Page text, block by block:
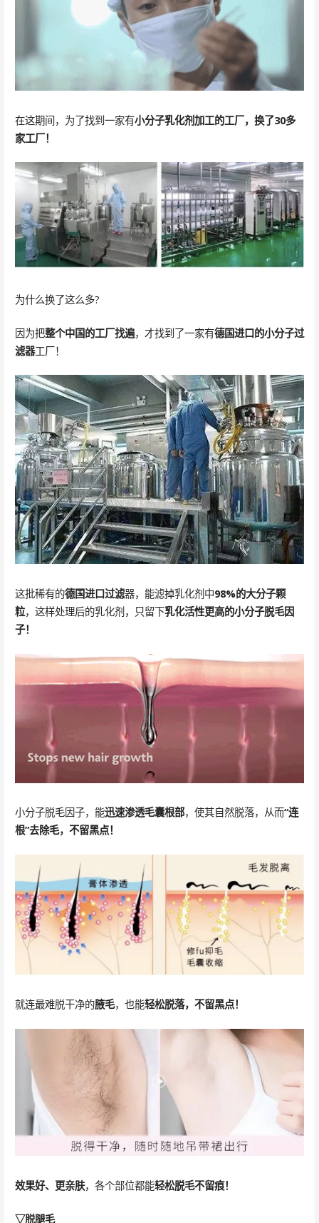
在这期间，为了找到一家有小分子乳化剂加工的工厂， 换了30多
家工厂！
为什么换了这么多?
因为把整个中国的工厂找遍，才找到了一家有德国进口的小分子过
滤器工厂！
这批稀有的德国进口过滤器，能滤掉乳化剂中98%的大分子颗
粒，这样处理后的乳化剂，只留下乳化活性更高的小分子脱毛因
子！
小分子脱毛因子，能迅速渗透毛囊根部，使其自然脱落，从而“连
根”去除毛，不留黑点！
就连最难脱干净的腋毛，也能轻松脱落，不留黑点！
效果好、更亲肤，各个部位都能轻松脱毛不留痕！
▽脱腿毛